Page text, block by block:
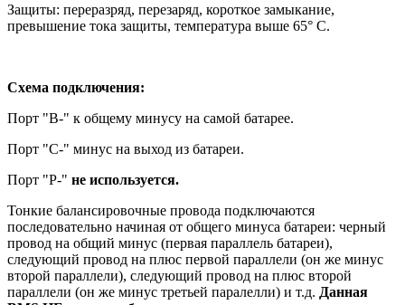
Защиты: переразряд, перезаряд, короткое замыкание,
превышение тока защиты, температура выше 65° С.
Схема подключения:
Порт "B-" к общему минусу на самой батарее.
Порт "С-" минус на выход из батареи.
Порт "P-" не используется.
Тонкие балансировочные провода подключаются
последовательно начиная от общего минуса батареи: черный
провод на общий минус (первая параллель батареи),
следующий провод на плюс первой параллели (он же минус
второй параллели), следующий провод на плюс второй
параллели (он же минус третьей паралелли) и т.д. Данная